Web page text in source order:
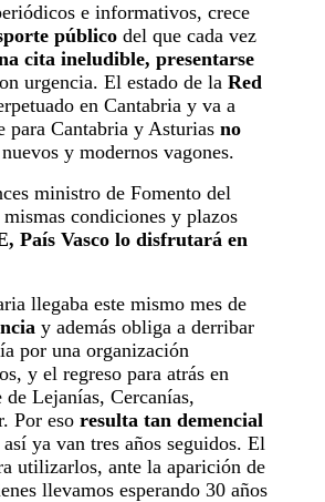
e informativos, crece
público del que cada vez
cita ineludible, presentarse
urgencia. El estado de la Red
en Cantabria y va a
para Cantabria y Asturias no
y modernos vagones.
ministro de Fomento del
condiciones y plazos
País Vasco lo disfrutará en
llegaba este mismo mes de
y además obliga a derribar
por una organización
y el regreso para atrás en
de Lejanías, Cercanías,
Por eso resulta tan demencial
ya van tres años seguidos. El
utilizarlos, ante la aparición de
llevamos esperando 30 años